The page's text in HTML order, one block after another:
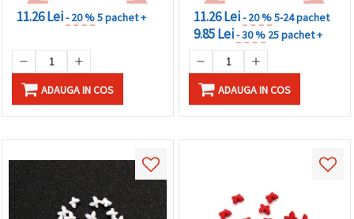
11.26 Lei- 20 %5 pachet +
ADAUGA IN COS
11.26 Lei- 20 %5-24 pachet
9.85 Lei- 30 % 25 pachet +
ADAUGA IN COS